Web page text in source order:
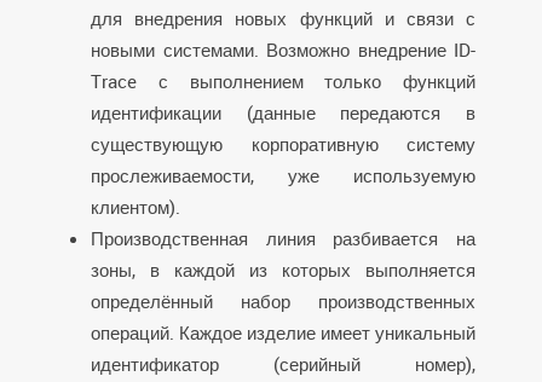
для внедрения новых функций и связи с
новыми системами. Возможно внедрение ID-
Trace с выполнением только функций
идентификации (данные передаются в
существующую корпоративную систему
прослеживаемости, уже используемую
клиентом).
Производственная линия разбивается на
зоны, в каждой из которых выполняется
определённый набор производственных
операций. Каждое изделие имеет уникальный
идентификатор (серийный номер),